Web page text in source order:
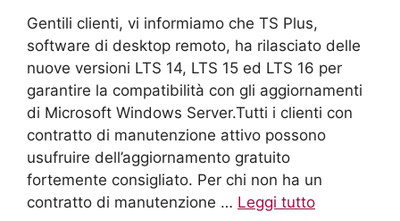
Gentili clienti, vi informiamo che TS Plus,
software di desktop remoto, ha rilasciato delle
nuove versioni LTS 14, LTS 15 ed LTS 16 per
garantire la compatibilità con gli aggiornamenti
di Microsoft Windows Server.Tutti i clienti con
contratto di manutenzione attivo possono
usufruire dell’aggiornamento gratuito
fortemente consigliato. Per chi non ha un
contratto di manutenzione … Leggi tutto